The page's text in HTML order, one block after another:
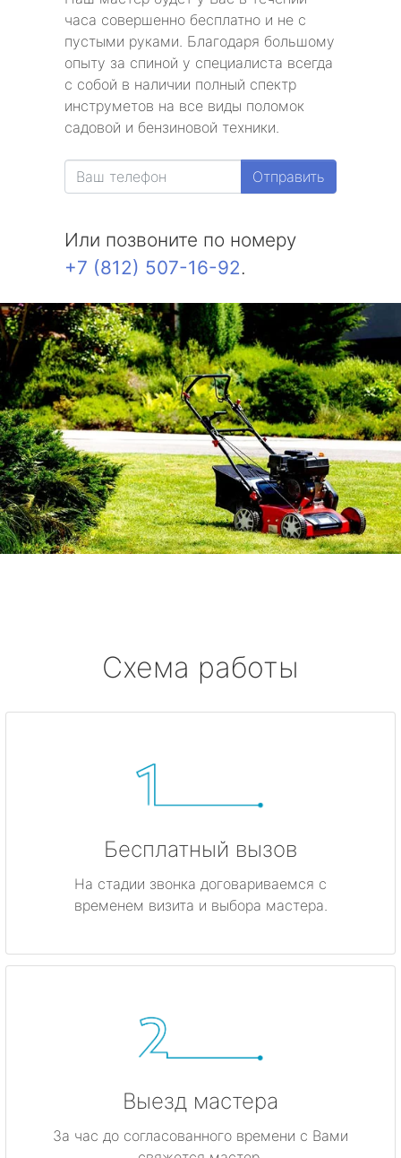
часа совершенно бесплатно и не с
пустыми руками. Благодаря большому
опыту за спиной у специалиста всегда
с собой в наличии полный спектр
инструметов на все виды поломок
садовой и бензиновой техники.
Отправить
Или позвоните по номеру
+7 (812) 507-16-92.
Схема работы
Бесплатный вызов
На стадии звонка договариваемся с
временем визита и выбора мастера.
Выезд мастера
За час до согласованного времени с Вами